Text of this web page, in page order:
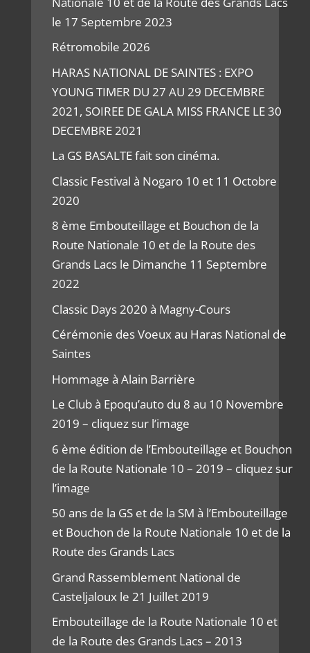
le 17 Septembre 2023
Rétromobile 2026
HARAS NATIONAL DE SAINTES : EXPO
YOUNG TIMER DU 27 AU 29 DECEMBRE
2021, SOIREE DE GALA MISS FRANCE LE 30
DECEMBRE 2021
La GS BASALTE fait son cinéma.
Classic Festival à Nogaro 10 et 11 Octobre
2020
8 ème Embouteillage et Bouchon de la
Route Nationale 10 et de la Route des
Grands Lacs le Dimanche 11 Septembre
2022
Classic Days 2020 à Magny-Cours
Cérémonie des Voeux au Haras National de
Saintes
Hommage à Alain Barrière
Le Club à Epoqu’auto du 8 au 10 Novembre
2019 – cliquez sur l’image
6 ème édition de l’Embouteillage et Bouchon
de la Route Nationale 10 – 2019 – cliquez sur
l’image
50 ans de la GS et de la SM à l’Embouteillage
et Bouchon de la Route Nationale 10 et de la
Route des Grands Lacs
Grand Rassemblement National de
Casteljaloux le 21 Juillet 2019
Embouteillage de la Route Nationale 10 et
de la Route des Grands Lacs – 2013